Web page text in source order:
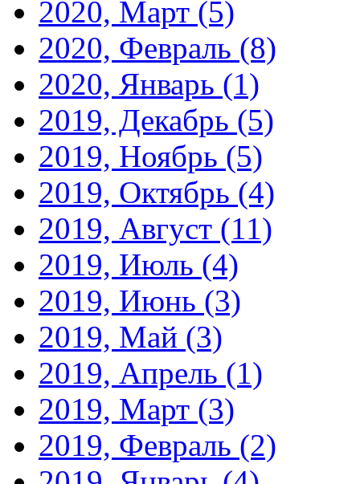
2020, Март (5)
2020, Февраль (8)
2020, Январь (1)
2019, Декабрь (5)
2019, Ноябрь (5)
2019, Октябрь (4)
2019, Август (11)
2019, Июль (4)
2019, Июнь (3)
2019, Май (3)
2019, Апрель (1)
2019, Март (3)
2019, Февраль (2)